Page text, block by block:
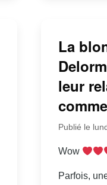
La
leur
Publié le
Wow
Parfois,